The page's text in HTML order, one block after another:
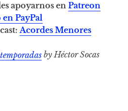
apoyarnos en Patreon
PayPal
Acordes Menores
by Héctor Socas